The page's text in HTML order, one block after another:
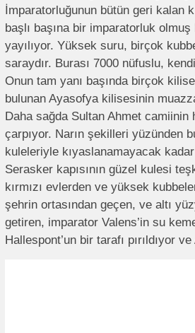
İmparatorluğunun bütün geri kalan
başlı başına bir imparatorluk
yayılıyor. Yüksek suru, birçok
saraydır. Burası 7000 nüfuslu,
Onun tam yanı başında birçok
bulunan Ayasofya kilisesinin
Daha sağda Sultan Ahmet camiinin
çarpıyor. Narın şekilleri yüzünden
kuleleriyle kıyaslanamayacak
Serasker kapısının güzel kulesi
kırmızı evlerden ve yüksek
şehrin ortasından geçen, ve altı
getiren, imparator Valens’in su
Hallespont’un bir tarafı pırıldıyor